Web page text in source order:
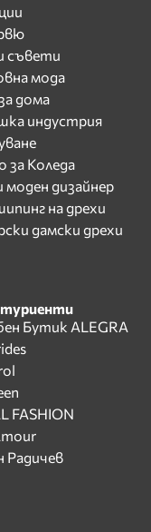
съвети
мода
дома
индустрия
за Коледа
дизайнер
на дрехи
дамски дрехи
Бутик ALEGRA
FASHION
Радичев